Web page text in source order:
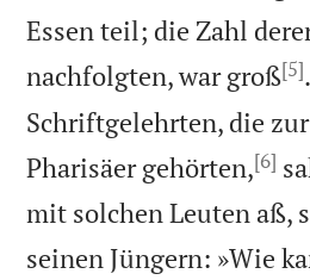
Essen teil; die Zahl
nachfolgten, war groß[5].
Schriftgelehrten, die
Pharisäer gehörten,[6]
mit solchen Leuten aß,
seinen Jüngern: »Wie